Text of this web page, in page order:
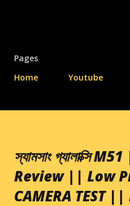
Pages
Home
Youtube
স্যামসাং গ্যালাক্সি
Review || Low
CAMERA TEST